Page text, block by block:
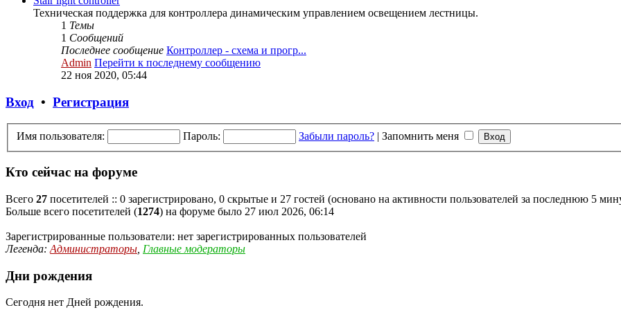
Техническая поддержка для контроллера динамическим управлением освещением лестницы.
1 Темы
1 Сообщений
Последнее сообщение Контроллер - схема и прогр...
Admin Перейти к последнему сообщению
22 ноя 2020, 05:44
Вход • Регистрация
Имя пользователя: Пароль: Забыли пароль? | Запомнить меня
Кто сейчас на форуме
Всего 27 посетителей :: 0 зарегистрировано, 0 скрытые и 27 гостей (основано на активности пользователей за последнюю 5
Больше всего посетителей (1274) на форуме было 27 июл 2026, 06:14
Зарегистрированные пользователи: нет зарегистрированных пользователей
Легенда: Администраторы Главные модераторы
Дни рождения
Сегодня нет Дней рождения.